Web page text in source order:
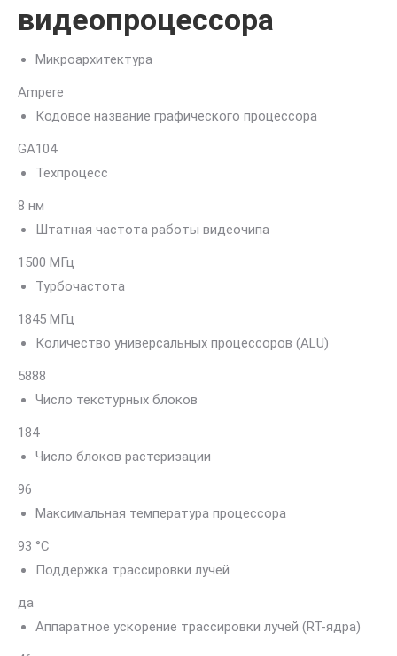
видеопроцессора
Микроархитектура
Ampere
Кодовое название графического процессора
GA104
Техпроцесс
8 нм
Штатная частота работы видеочипа
1500 МГц
Турбочастота
1845 МГц
Количество универсальных процессоров (ALU)
5888
Число текстурных блоков
184
Число блоков растеризации
96
Максимальная температура процессора
93 °C
Поддержка трассировки лучей
да
Аппаратное ускорение трассировки лучей (RT-ядра)